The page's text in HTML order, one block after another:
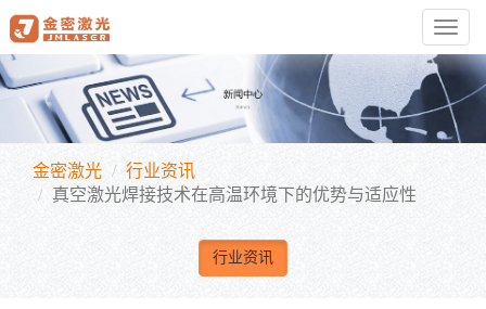
金密激光
行业资讯
真空激光焊接技术在高温环境下的优势与适应性
行业资讯